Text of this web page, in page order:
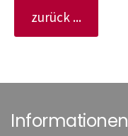
zurück ...
Informationen